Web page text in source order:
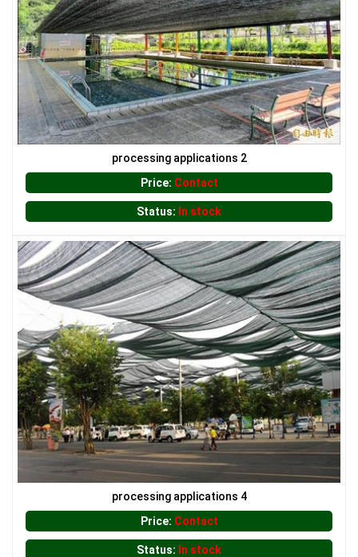
LƯỚI CHẮN CÔN TRÙNG
LƯỚI CHẮN CÔN TRÙNG
processing applications 2
Price: Contact
Status: In stock
processing applications 4
Price: Contact
Status: In stock